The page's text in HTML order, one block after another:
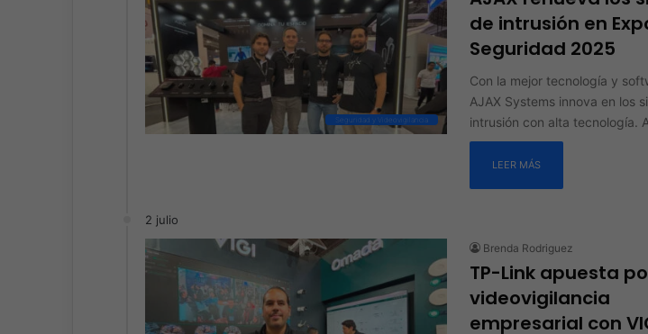
Seguridad y Videovigilancia
de intrusión en
Seguridad 2025
Con la mejor tecnología y
AJAX Systems innova en los
intrusión con alta tecnología.
LEER MÁS
2 julio
Brenda Rodriguez
TP-Link apuesta
videovigilancia
empresarial con